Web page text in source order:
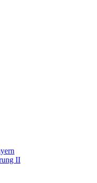
II